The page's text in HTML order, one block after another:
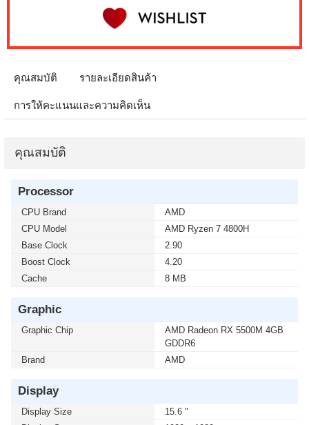
คุณสมบัติ รายละเอียดสินค้า
การให้คะแนนและความคิดเห็น
คุณสมบัติ
Processor
CPU Brand
AMD
CPU Model
AMD Ryzen 7 4800H
Base Clock
2.90
Boost Clock
4.20
Cache
8 MB
Graphic
Graphic Chip
AMD Radeon RX 5500M 4GB
GDDR6
Brand
AMD
Display
Display Size
15.6 "